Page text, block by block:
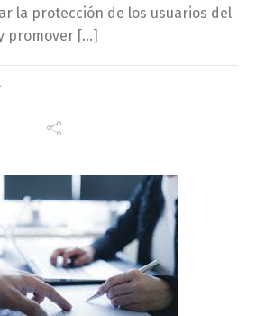
la protección de los usuarios del
promover […]